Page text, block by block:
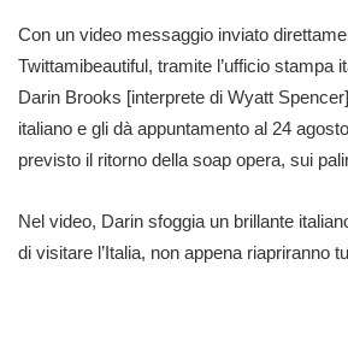
Con un video messaggio inviato
Twittamibeautiful, tramite l’ufficio stampa
Darin Brooks [interprete di Wyatt
italiano e gli dà appuntamento al 24
previsto il ritorno della soap opera, sui
Nel video, Darin sfoggia un brillante
di visitare l’Italia, non appena riapriranno